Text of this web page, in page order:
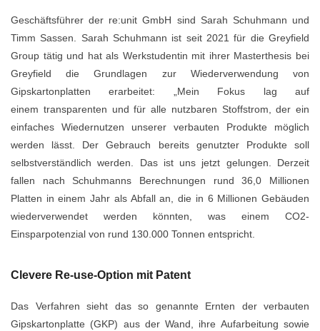
Geschäftsführer der re:unit GmbH sind Sarah Schuhmann und
Timm Sassen. Sarah Schuhmann ist seit 2021 für die Greyfield
Group tätig und hat als Werkstudentin mit ihrer Masterthesis bei
Greyfield die Grundlagen zur Wiederverwendung von
Gipskartonplatten erarbeitet: „Mein Fokus lag auf
einem transparenten und für alle nutzbaren Stoffstrom, der ein
einfaches Wiedernutzen unserer verbauten Produkte möglich
werden lässt. Der Gebrauch bereits genutzter Produkte soll
selbstverständlich werden. Das ist uns jetzt gelungen. Derzeit
fallen nach Schuhmanns Berechnungen rund 36,0 Millionen
Platten ineinem Jahr als Abfall an, die in 6 Millionen Gebäuden
wiederverwendet werden könnten, was einem CO2-
Einsparpotenzial von rund 130.000 Tonnen entspricht.
Clevere Re-use-Option mit Patent
Das Verfahren sieht das so genannte Ernten der verbauten
Gipskartonplatte (GKP) aus der Wand, ihre Aufarbeitung sowie